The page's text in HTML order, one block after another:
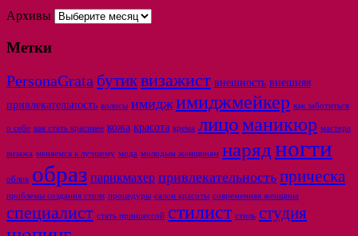
Архивы
Метки
PersonaGrata бутиквизажист внешность внешняя
привлекательность волосы имидж имиджмейкер как заботиться
о себе как стать красивее кожа красота крема лицоманикюр мастера
визажа меняемся к лучшему мода молодым женщинам нарядногти
облик образ парикмахер привлекательность прическа
проблемы создания стиля процедуры салон красоты современная женщина
специалист стать принцессой стилист стиль студия